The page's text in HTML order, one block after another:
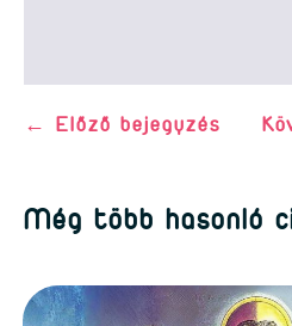
← Előző bejegyzés
Még több hasonló